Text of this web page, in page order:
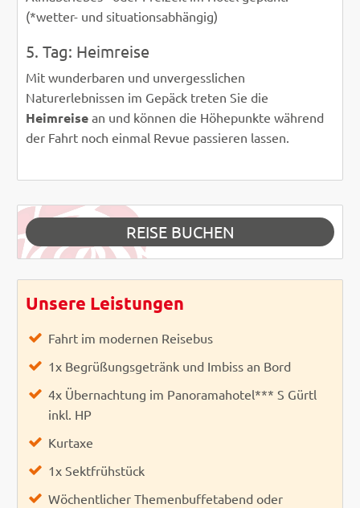
(*wetter- und situationsabhängig)
5. Tag: Heimreise
Mit wunderbaren und unvergesslichen
Naturerlebnissen im Gepäck treten Sie die
Heimreise an und können die Höhepunkte während
der Fahrt noch einmal Revue passieren lassen.
REISE BUCHEN
Unsere Leistungen
Fahrt im modernen Reisebus
1x Begrüßungsgetränk und Imbiss an Bord
4x Übernachtung im Panoramahotel*** S Gürtl
inkl. HP
Kurtaxe
1x Sektfrühstück
Wöchentlicher Themenbuffetabend oder